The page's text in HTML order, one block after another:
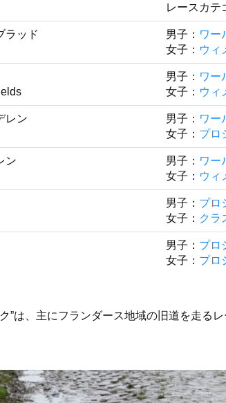
レースカテ
ラッド
男子： ワー
女子： ウィ
男子： ワー
女子： ウィ
レン
男子： ワー
女子： プロ
ン
男子： ワー
女子： ウィ
男子： プロ
女子： クラ
男子： プロ
女子： プロ
”は、主にフランダース地域の旧道を走る